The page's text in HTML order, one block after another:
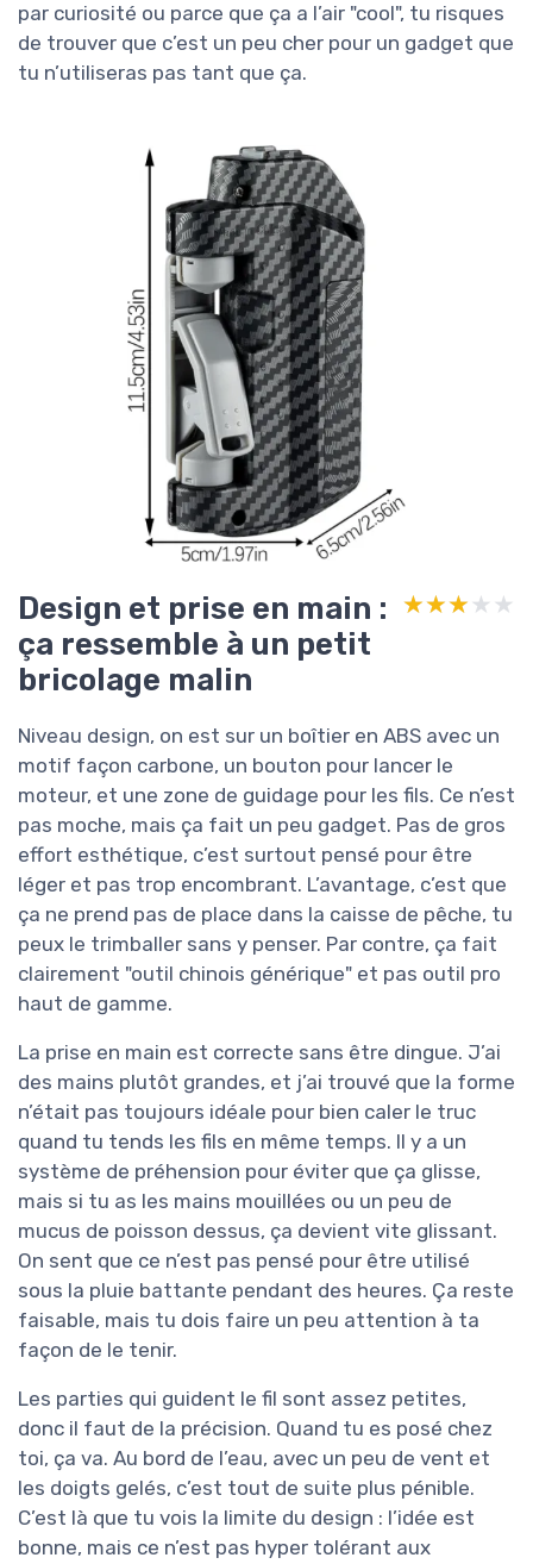
par curiosité ou parce que ça a l’air "cool", tu risques
de trouver que c’est un peu cher pour un gadget que
tu n’utiliseras pas tant que ça.
Design et prise en main :
ça ressemble à un petit
bricolage malin
★★★★★
★★★★★
Niveau design, on est sur un boîtier en ABS avec un
motif façon carbone, un bouton pour lancer le
moteur, et une zone de guidage pour les fils. Ce n’est
pas moche, mais ça fait un peu gadget. Pas de gros
effort esthétique, c’est surtout pensé pour être
léger et pas trop encombrant. L’avantage, c’est que
ça ne prend pas de place dans la caisse de pêche, tu
peux le trimballer sans y penser. Par contre, ça fait
clairement "outil chinois générique" et pas outil pro
haut de gamme.
La prise en main est correcte sans être dingue. J’ai
des mains plutôt grandes, et j’ai trouvé que la forme
n’était pas toujours idéale pour bien caler le truc
quand tu tends les fils en même temps. Il y a un
système de préhension pour éviter que ça glisse,
mais si tu as les mains mouillées ou un peu de
mucus de poisson dessus, ça devient vite glissant.
On sent que ce n’est pas pensé pour être utilisé
sous la pluie battante pendant des heures. Ça reste
faisable, mais tu dois faire un peu attention à ta
façon de le tenir.
Les parties qui guident le fil sont assez petites,
donc il faut de la précision. Quand tu es posé chez
toi, ça va. Au bord de l’eau, avec un peu de vent et
les doigts gelés, c’est tout de suite plus pénible.
C’est là que tu vois la limite du design : l’idée est
bonne, mais ce n’est pas hyper tolérant aux